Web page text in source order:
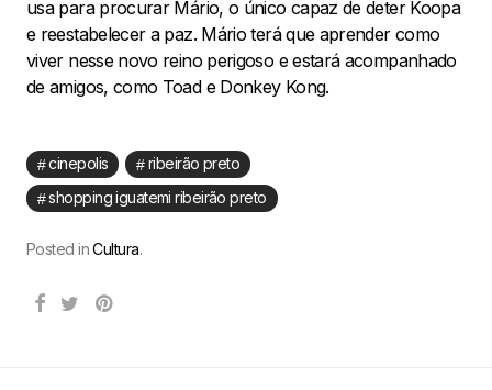
usa para procurar Mário, o único capaz de deter Koopa
e reestabelecer a paz. Mário terá que aprender como
viver nesse novo reino perigoso e estará acompanhado
de amigos, como Toad e Donkey Kong.
cinepolis
ribeirão preto
shopping iguatemi ribeirão preto
Posted inCultura.